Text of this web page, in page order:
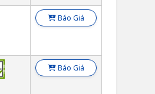
Báo Giá
Báo Giá